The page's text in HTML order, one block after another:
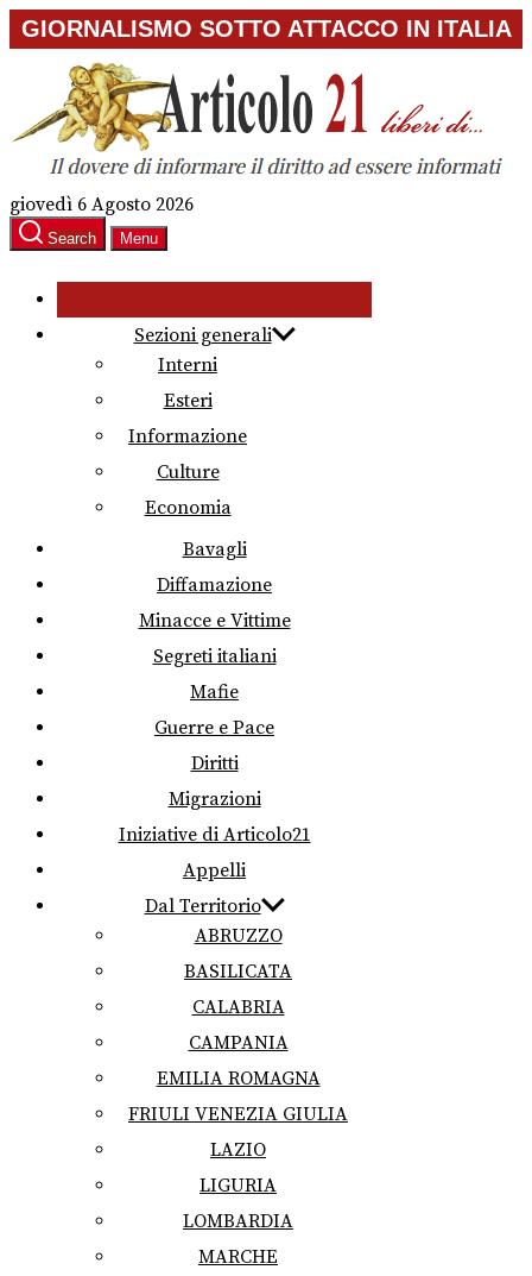
Skip
to
content
GIORNALISMO SOTTO ATTACCO IN ITALIA
giovedì 6 Agosto 2026
Search Menu
Sezioni generali
Interni
Esteri
Informazione
Culture
Economia
Bavagli
Diffamazione
Minacce e Vittime
Segreti italiani
Mafie
Guerre e Pace
Diritti
Migrazioni
Iniziative di Articolo21
Appelli
Dal Territorio
ABRUZZO
BASILICATA
CALABRIA
CAMPANIA
EMILIA ROMAGNA
FRIULI VENEZIA GIULIA
LAZIO
LIGURIA
LOMBARDIA
MARCHE